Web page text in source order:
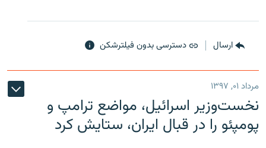
ارسال دسترسی بدون فیلترشکن
مرداد ۰۱, ۱۳۹۷
نخست‌وزیر اسرائیل، مواضع ترامپ و
پومپئو را در قبال ایران، ستایش کرد